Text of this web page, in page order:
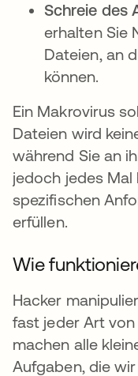
Schreie des
erhalten Sie
Dateien, an
können.
Ein Makrovirus
Dateien wird
während Sie an
jedoch jedes
spezifischen
erfüllen.
Wie
Hacker
fast jeder Art
machen alle
Aufgaben, die